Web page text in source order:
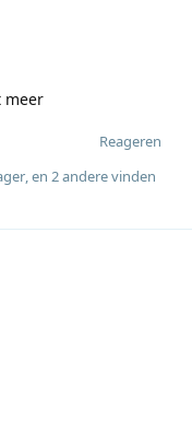
meer
Reageren
, en 2anderevinden